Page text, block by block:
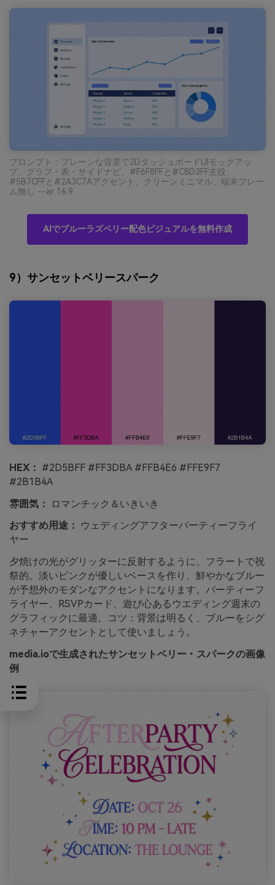
プロンプト：プレーンな背景で2DダッシュボードUIモックアッ
プ、グラフ・表・サイドナビ、#F6F8FFと#C8D3FF主役、
#5B7CFFと#2A3C7Aアクセント、クリーンミニマル、端末フレー
ム無し --ar 16:9
AIでブルーラズベリー配色ビジュアルを無料作成
9）サンセットベリースパーク
HEX： #2D5BFF #FF3DBA #FFB4E6 #FFE9F7
#2B1B4A
雰囲気：
ロマンチック＆いきいき
おすすめ用途：
ウェディングアフターパーティーフライ
ヤー
夕焼けの光がグリッターに反射するように、フラートで祝
祭的。淡いピンクが優しいベースを作り、鮮やかなブルー
が予想外のモダンなアクセントになります。パーティーフ
ライヤー、RSVPカード、遊び心あるウエディング週末の
グラフィックに最適。コツ：背景は明るく、ブルーをシグ
ネチャーアクセントとして使いましょう。
media.ioで生成されたサンセットベリー・スパークの画像
例